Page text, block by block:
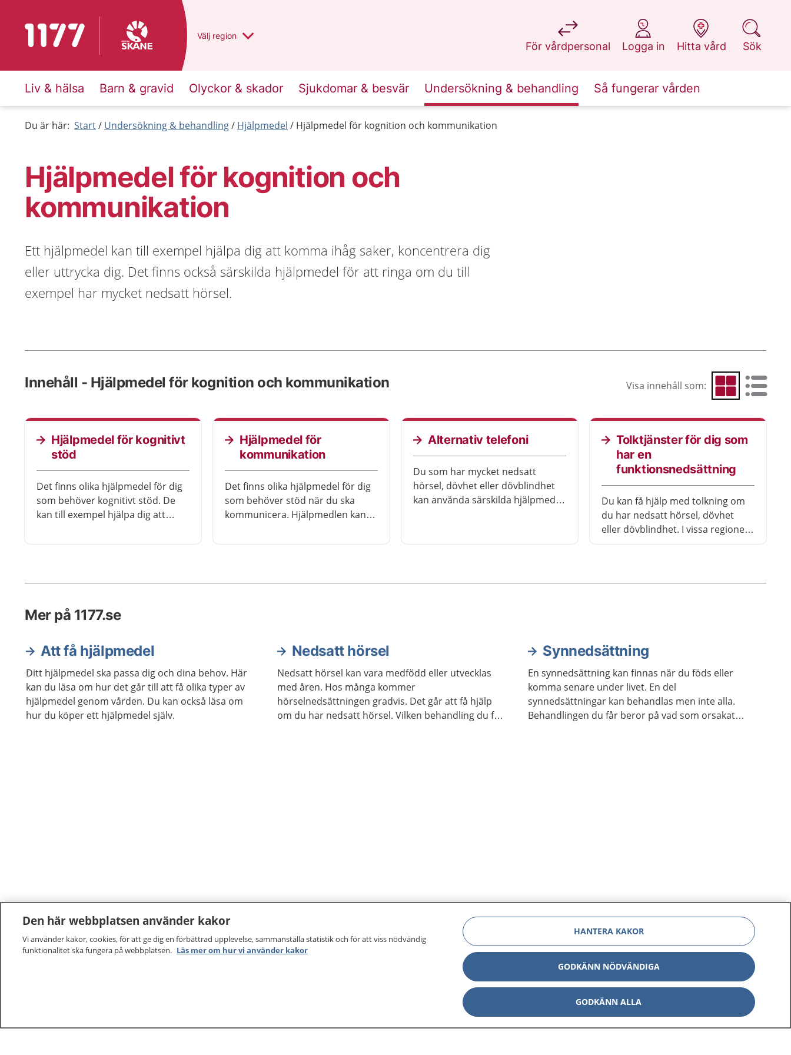
Till startsidan för 1177 Du har valt region
Välj en annan
region
För vårdpersonal
på 1177.se
Logga in
på 1177.se
Hitta vård
på 1177.se
Sök
på 1177.se
Liv & hälsa Barn & gravid Olyckor & skador Sjukdomar & besvär Undersökning & behandling Så fungerar vården
Du är här: Start Undersökning & behandling Hjälpmedel Hjälpmedel för kognition och kommunikation
Hjälpmedel för kognition och
kommunikation
Ett hjälpmedel kan till exempel hjälpa dig att komma ihåg saker, koncentrera dig
eller uttrycka dig. Det finns också särskilda hjälpmedel för att ringa om du till
exempel har mycket nedsatt hörsel.
Innehåll - Hjälpmedel för kognition och kommunikation Visa innehåll som: Visa som rutnät
Visa som
Hjälpmedel för kognitivt
stöd
Det finns olika hjälpmedel för dig
som behöver kognitivt stöd. De
kan till exempel hjälpa dig att
Hjälpmedel för
kommunikation
Det finns olika hjälpmedel för dig
som behöver stöd när du ska
kommunicera. Hjälpmedlen kan
Alternativ telefoni
Du som har mycket nedsatt
hörsel, dövhet eller dövblindhet
kan använda särskilda hjälpmedel
Tolktjänster för dig som
har en
funktionsnedsättning
Du kan få hjälp med tolkning om
du har nedsatt hörsel, dövhet
eller dövblindhet. I vissa regioner
eller ditt språk.
Mer på 1177.se
Att få hjälpmedel
Ditt hjälpmedel ska passa dig och dina behov. Här
kan du läsa om hur det går till att få olika typer av
hjälpmedel genom vården. Du kan också läsa om
hur du köper ett hjälpmedel själv.
Nedsatt hörsel
Nedsatt hörsel kan vara medfödd eller utvecklas
med åren. Hos många kommer
hörselnedsättningen gradvis. Det går att få hjälp
om du har nedsatt hörsel. Vilken behandling du får
Synnedsättning
En synnedsättning kan finnas när du föds eller
komma senare under livet. En del
synnedsättningar kan behandlas men inte alla.
Behandlingen du får beror på vad som orsakat
vilka mottagningar du kan kontakta. Logga in för att läsa din journal
Other languages
Om 1177
Kontakt
Den här webbplatsen använder kakor
Vi använder kakor, cookies, för att ge dig en förbättrad upplevelse, sammanställa statistik och för att viss nödvändig
funktionalitet ska fungera på webbplatsen. Läs mer om hur vi använder kakor
HANTERA KAKOR
GODKÄNN NÖDVÄNDIGA
GODKÄNN ALLA